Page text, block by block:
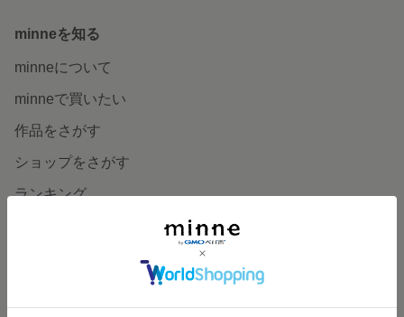
minneを知る
minneについて
minneで買いたい
作品をさがす
ショップをさがす
ランキング